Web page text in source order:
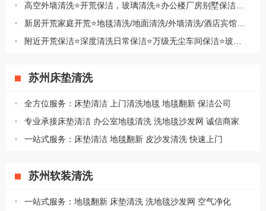
高空外墙清洗⭐开荒保洁，玻璃清洗⭐办公楼厂房别墅保洁|地毯清洗地面清洗
新居开荒家庭开荒⭐地毯清洗/地面清洗/外墙清洗/酒店宾馆开荒⭐别墅开荒
附近开荒保洁⭐深度清洗日常保洁⭐万级无尘车间保洁⭐玻璃清洗⭐地毯
苏州床垫清洗
全方位服务：床垫清洁 上门清洗地毯 地毯翻新 保洁公司
专业承接床垫清洁 办公室地毯清洗 洗地毯沙发网 诚信商家
一站式服务：床垫清洁 地毯翻新 皮沙发清洗 快速上门
苏州软装清洗
一站式服务：地毯翻新 床垫清洗 洗地毯沙发网 空气净化